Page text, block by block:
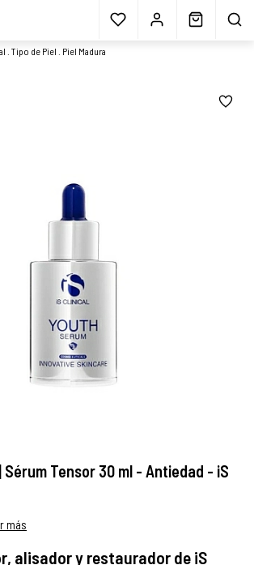
40€* Muestras gratis Blog
.Tipo de Piel Piel Madura
Sérum Tensor 30 ml - Antiedad - iS
más
alisador y restaurador de iS